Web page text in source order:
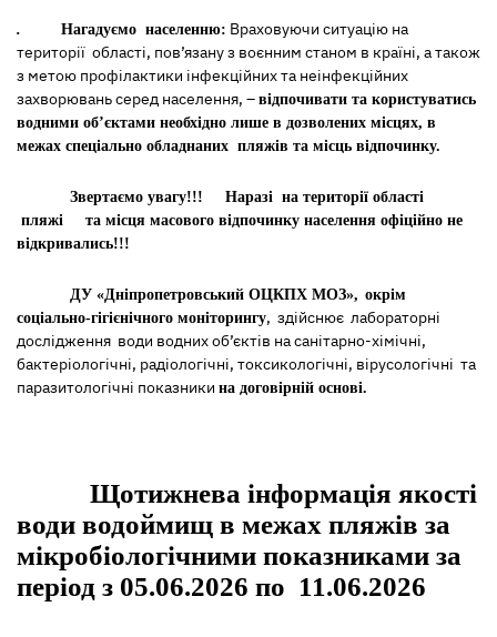
. Нагадуємо населенню: Враховуючи ситуацію на
території області, пов’язану з воєнним станом в країні, а також
з метою профілактики інфекційних та неінфекційних
захворювань серед населення, – відпочивати та користуватись
водними об’єктами необхідно лише в дозволених місцях, в
межах спеціально обладнаних пляжів та місць відпочинку.
Звертаємо увагу!!! Наразі на території області
пляжі та місця масового відпочинку населення офіційно не
відкривались!!!
ДУ «Дніпропетровський ОЦКПХ МОЗ», окрім
соціально-гігієнічного моніторингу, здійснює лабораторні
дослідження води водних об’єктів на санітарно-хімічні,
бактеріологічні, радіологічні, токсикологічні, вірусологічні та
паразитологічні показники на договірній основі.
Щотижнева інформація якості
води водоймищ в межах пляжів за
мікробіологічними показниками за
період з 05.06.2026 по 11.06.2026